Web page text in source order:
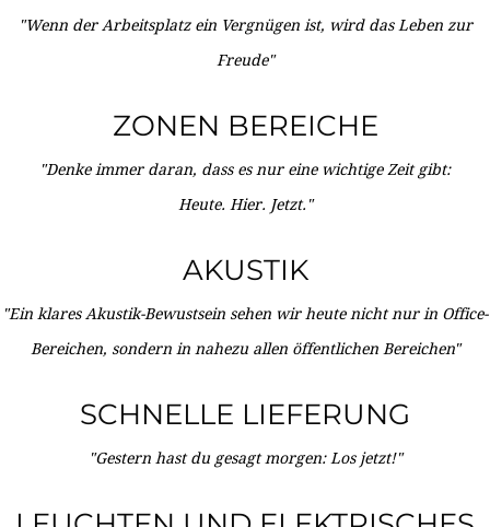
"Wenn der Arbeitsplatz ein Vergnügen ist, wird das Leben zur
Freude"
ZONEN BEREICHE
"Denke immer daran, dass es nur eine wichtige Zeit gibt:
Heute. Hier. Jetzt."
AKUSTIK
"Ein klares Akustik-Bewustsein sehen wir heute nicht nur in Office-
Bereichen, sondern in nahezu allen öffentlichen Bereichen"
SCHNELLE LIEFERUNG
"Gestern hast du gesagt morgen: Los jetzt!"